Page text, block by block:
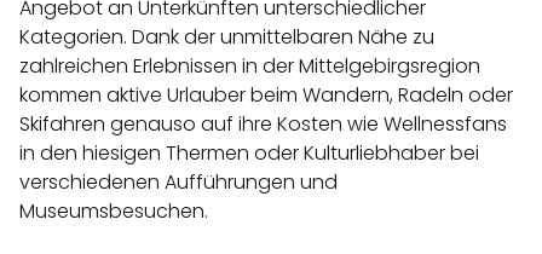
Angebot an Unterkünften unterschiedlicher
Kategorien. Dank der unmittelbaren Nähe zu
zahlreichen Erlebnissen in der Mittelgebirgsregion
kommen aktive Urlauber beim Wandern, Radeln oder
Skifahren genauso auf ihre Kosten wie Wellnessfans
in den hiesigen Thermen oder Kulturliebhaber bei
verschiedenen Aufführungen und
Museumsbesuchen.